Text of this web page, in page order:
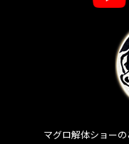
マグロ解体ショー